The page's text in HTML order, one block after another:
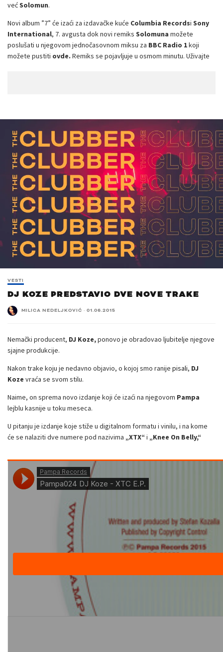
većSolomun.
Novi album ”7” će izaći za izdavačke kuće Columbia Recordsi Sony
International, 7. avgusta dok novi remiks Solomuna možete
poslušati u njegovom jednočasovnom miksu za BBC Radio 1koji
možete pustiti ovde. Remiks se pojavljuje u osmom minutu. Uživajte
VESTI
DJ KOZE PREDSTAVIO DVE NOVE TRAKE
MILICA NEDELJKOVIĆ · 01.06.2015
Nemački producent, DJ Koze,ponovo je obradovao ljubitelje njegove
sjajne produkcije.
Nakon trake koju je nedavno objavio, o kojoj smo ranije pisali, DJ
Koze vraća se svom stilu.
Naime, on sprema novo izdanje koji će izaći na njegovom Pampa
lejblu kasnije u toku meseca.
U pitanju je izdanje koje stiže u digitalnom formatu i vinilu, i na kome
će se nalaziti dve numere pod nazivima „XTX“ i „Knee On Belly,“